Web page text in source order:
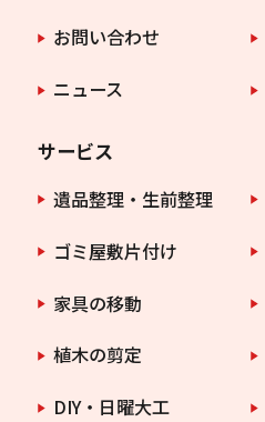
お問い合わせ
ニュース
サービス
遺品整理・生前整理
ゴミ屋敷片付け
家具の移動
植木の剪定
DIY・日曜大工